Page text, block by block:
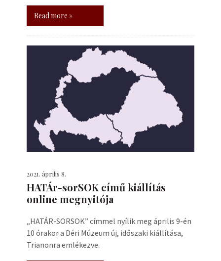
Read more »
2021. április 8.
HATÁr-sorSOK című kiállítás
online megnyitója
„HATÁR-SORSOK” címmel nyílik meg április 9-én
10 órakor a Déri Múzeum új, időszaki kiállítása,
Trianonra emlékezve.